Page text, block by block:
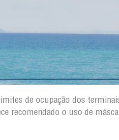
de ocupação dos
recomendado o uso de